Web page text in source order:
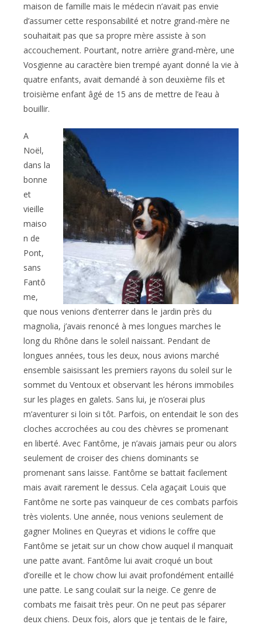
maison de famille mais le médecin n’avait pas envie
d’assumer cette responsabilité et notre grand-mère ne
souhaitait pas que sa propre mère assiste à son
accouchement. Pourtant, notre arrière grand-mère, une
Vosgienne au caractère bien trempé ayant donné la vie à
quatre enfants, avait demandé à son deuxième fils et
troisième enfant âgé de 15 ans de mettre de l’eau à
bouillir.
A
Noël,
dans la
bonne
et
vieille
maiso
n de
Pont,
sans
Fantô
me,
que nous venions d’enterrer dans le jardin près du
magnolia, j’avais renoncé à mes longues marches le
long du Rhône dans le soleil naissant. Pendant de
longues années, tous les deux, nous avions marché
ensemble saisissant les premiers rayons du soleil sur le
sommet du Ventoux et observant les hérons immobiles
sur les plages en galets. Sans lui, je n’oserai plus
m’aventurer si loin si tôt. Parfois, on entendait le son des
cloches accrochées au cou des chèvres se promenant
en liberté. Avec Fantôme, je n’avais jamais peur ou alors
seulement de croiser des chiens dominants se
promenant sans laisse. Fantôme se battait facilement
mais avait rarement le dessus. Cela agaçait Louis que
Fantôme ne sorte pas vainqueur de ces combats parfois
très violents. Une année, nous venions seulement de
gagner Molines en Queyras et vidions le coffre que
Fantôme se jetait sur un chow chow auquel il manquait
une patte avant. Fantôme lui avait croqué un bout
d’oreille et le chow chow lui avait profondément entaillé
une patte. Le sang coulait sur la neige. Ce genre de
combats me faisait très peur. On ne peut pas séparer
deux chiens. Deux fois, alors que je tentais de le faire,